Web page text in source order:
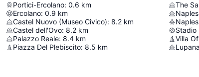
Portici-Ercolano: 0.6 km
Ercolano: 0.9 km
Castel Nuovo (Museo Civico): 8.2 km
Castel dell'Ovo: 8.2 km
Palazzo Reale: 8.4 km
Piazza Del Plebiscito: 8.5 km
The
Stadio
Villa